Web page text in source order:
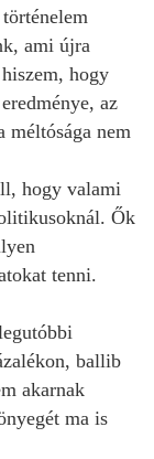
ami újra
hogy
az
méltósága nem
hogy valami
Ők
tenni.
ballib
akarnak
ma is